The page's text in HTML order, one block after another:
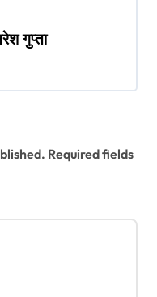
गुप्ता
Required fields